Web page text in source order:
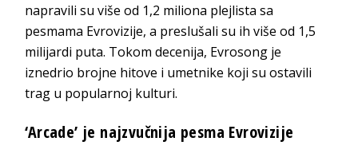
napravili su više od 1,2 miliona plejlista sa
pesmama Evrovizije, a preslušali su ih više od 1,5
milijardi puta. Tokom decenija, Evrosong je
iznedrio brojne hitove i umetnike koji su ostavili
trag u popularnoj kulturi.
‘Arcade’ je najzvučnija pesma Evrovizije